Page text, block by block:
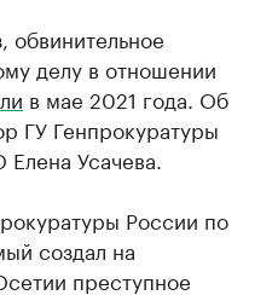
обвинительное
делу в отношении
в мае 2021 года. Об
ГУ Генпрокуратуры
Усачева.
России по
создал на
преступное